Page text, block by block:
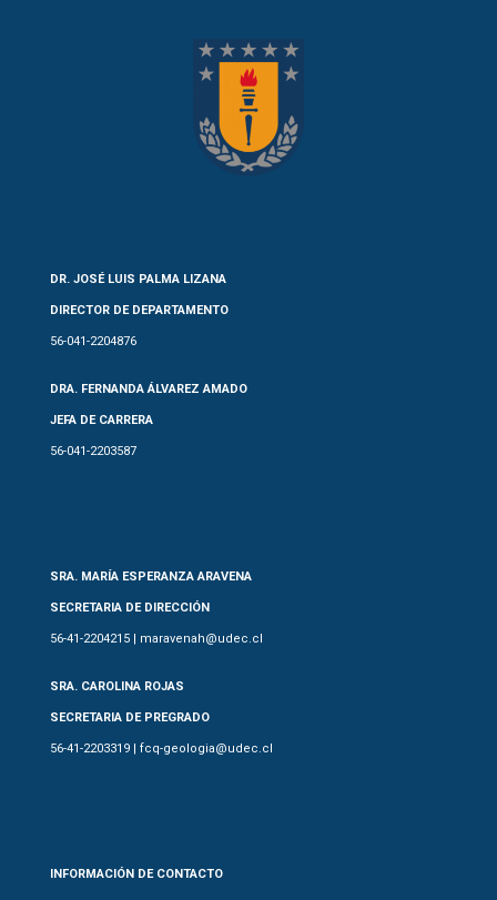
DR. JOSÉ LUIS PALMA LIZANA
DIRECTOR DE DEPARTAMENTO
56-041-2204876
DRA. FERNANDA ÁLVAREZ AMADO
JEFA DE CARRERA
56-041-2203587
SRA. MARÍA ESPERANZA ARAVENA
SECRETARIA DE DIRECCIÓN
56-41-2204215 | maravenah@udec.cl
SRA. CAROLINA ROJAS
SECRETARIA DE PREGRADO
56-41-2203319 | fcq-geologia@udec.cl
INFORMACIÓN DE CONTACTO